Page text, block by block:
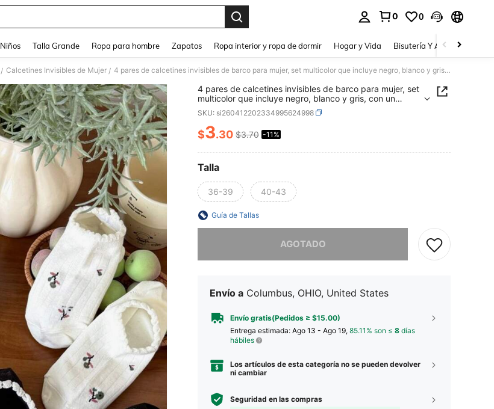
0 0
Niños Talla Grande Ropa para hombre Zapatos Ropa interior y ropa de dormir Hogar y Vida Bisutería Y Accesorios
/ Calcetines Invisibles de Mujer / 4 pares de calcetines invisibles de barco para mujer, set multicolor que incluye negro, blanco y gris, con un diseño floral lindo, de tela de punto transpirable, versátil para primavera/verano, estilo Ins, femenino, adecuado para el hogar, el trabajo, fiestas, deportes, la escuela y regalos para vacaciones
4 pares de calcetines invisibles de barco para mujer, set
multicolor que incluye negro, blanco y gris, con un
diseño floral lindo, de tela de punto transpirable, versátil
para primavera/verano, estilo Ins, femenino, adecuado
para el hogar, el trabajo, fiestas, deportes, la escuela y
regalos para vacaciones
SKU: si260412202334995624998
PRICE AND AVAILABILITY
$3.30 $3.70 -11%
Talla
36-39 40-43
Guía de Tallas
AGOTADO
Envío a Columbus, OHIO, United States
Envío gratis(Pedidos ≥ $15.00)
Entrega estimada: Ago 13 - Ago 19, 85.11% son ≤ 8 días
hábiles
Los artículos de esta categoría no se pueden devolver
ni cambiar
Seguridad en las compras